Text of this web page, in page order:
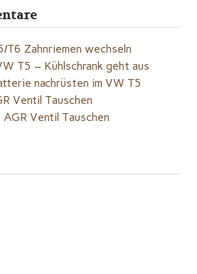
T6 Zahnriemen wechseln
T5 – Kühlschrank geht aus
nachrüsten im VW T5
Ventil Tauschen
Ventil Tauschen